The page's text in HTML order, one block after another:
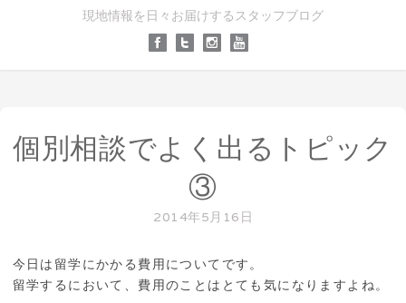
現地情報を日々お届けするスタッフブログ
個別相談でよく出るトピック
③
2014年5月16日
今日は留学にかかる費用についてです。
留学するにおいて、費用のことはとても気になりますよね。